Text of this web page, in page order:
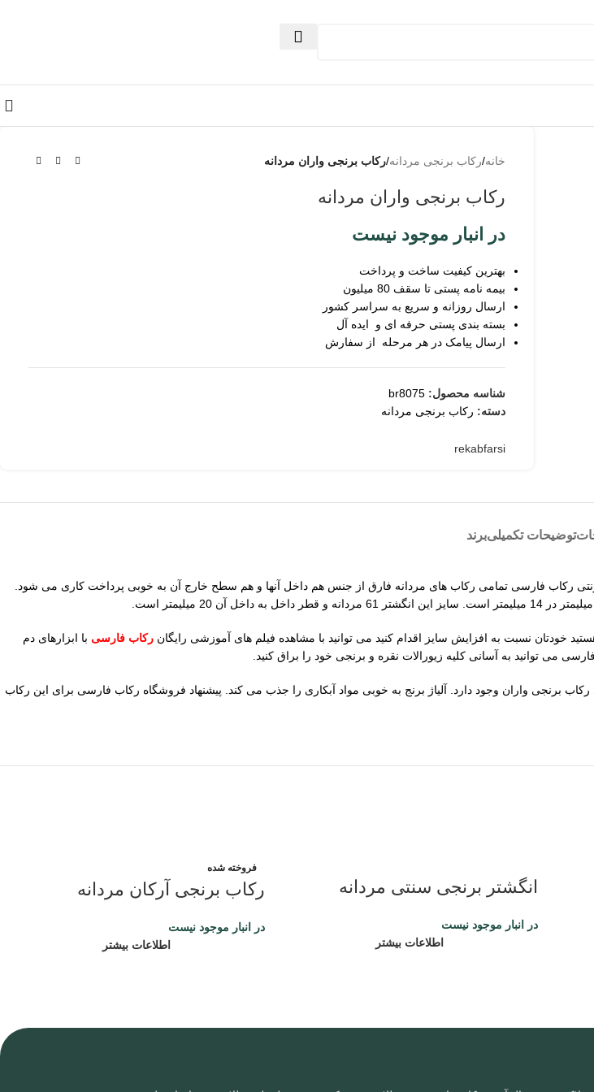
زمانیکه
موجود شد
خانه/رکاب برنجی مردانه/رکاب برنجی واران مردانه
رکاب برنجی واران مردانه
در انبار موجود نیست
بهترین کیفیت ساخت و پرداخت
بیمه نامه پستی تا سقف 80 میلیون
ارسال روزانه و سریع به سراسر کشور
بسته بندی پستی حرفه ای و ایده آل
ارسال پیامک در هر مرحله از سفارش
شناسه محصول: br8075
دسته: رکاب برنجی مردانه
rekabfarsi
توضیحات تکمیلیبرند
رکاب فارسی تمامی رکاب های مردانه فارق از جنس هم داخل آنها و هم سطح خارج آن به خوبی پرداخت کاری می شود.
خودتان نسبت به افزایش سایز اقدام کنید می توانید با مشاهده فیلم های آموزشی رایگان رکاب فارسی با ابزارهای دم
توانید به آسانی کلیه زیورالات نقره و برنجی خود را براق کنید.
برنجی واران وجود دارد. آلیاژ برنج به خوبی مواد آبکاری را جذب می کند. پیشنهاد فروشگاه رکاب فارسی برای این رکاب
انگشتر برنجی سنتی مردانه
در انبار موجود نیست
اطلاعات بیشتر
فروخته شده
رکاب برنجی آرکان مردانه
در انبار موجود نیست
اطلاعات بیشتر